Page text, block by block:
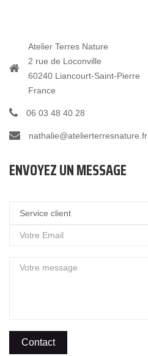
Atelier Terres Nature
2 rue de Loconville
60240 Liancourt-Saint-Pierre
France
06 03 48 40 28
nathalie@atelierterresnature.fr
ENVOYEZ UN MESSAGE